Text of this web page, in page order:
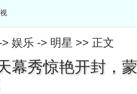
> 娱乐 -> 明星 >> 正文
幕秀惊艳开封，